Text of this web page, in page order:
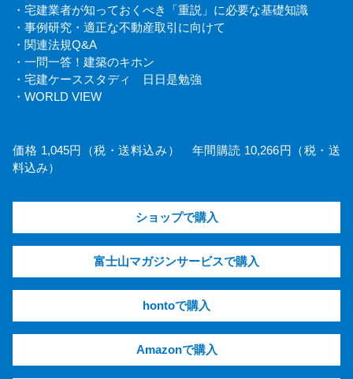
・宅建業者が知っておくべき「重説」に必要な基礎知識
・事例研究・適正な不動産取引に向けて
・関連法規Q&A
・一問一答！建築のキホン
・宅建ケーススタディ 日日是勉強
・WORLD VIEW
価格 1,045円（税・送料込み） 年間購読 10,266円（税・送
料込み）
ショップで購入
富士山マガジンサービスで購入
hontoで購入
Amazonで購入